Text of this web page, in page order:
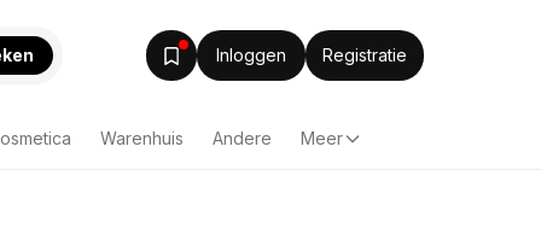
Inloggen Registratie
Warenhuis Andere Meer